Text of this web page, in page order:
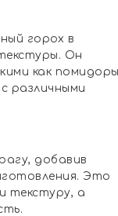
горох в
Он
как
различными
добавив
Это
текстуру, а